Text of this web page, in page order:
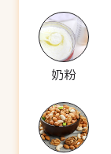
奶粉